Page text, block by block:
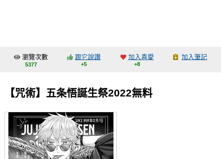
交流中心
會員功能選單
會員中心
註冊會員
登入
瀏覽次數
5377
跟它說讚
+5
加入喜愛
+8
加入筆記
【咒術】五条悟誕生祭2022無料